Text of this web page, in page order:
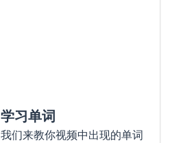
学习单词
我们来教你视频中出现的单词